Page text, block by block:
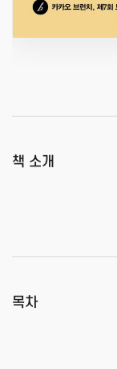
책 소개
목차